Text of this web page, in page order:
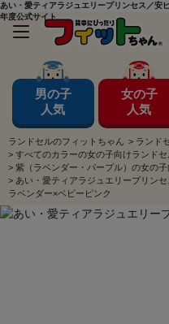
あい・愛ティアラジュエリープリンセス／安
年度公式サイト
男の子
人気
女の子
人気
ランドセルのフィットちゃん > ランド
> すべてのカラーの女の子向けランドセ
> 紫（ラベンダー・パープル）の女の
> あい・愛ティアラジュエリープリン
ラベンダー×ベビーピンク